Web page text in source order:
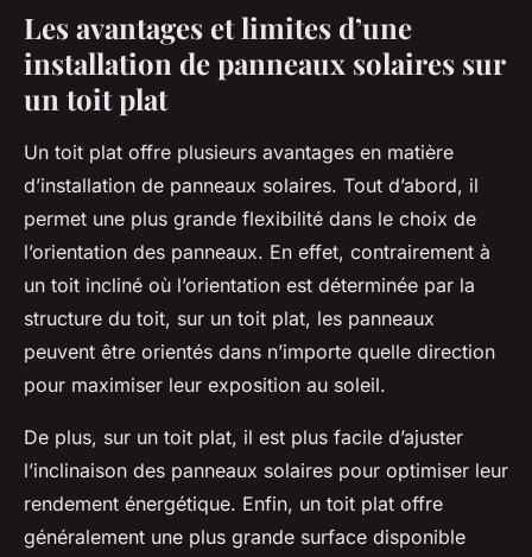
Les avantages et limites d’une
installation de panneaux solaires sur
un toit plat
Un toit plat offre plusieurs avantages en matière
d’installation de panneaux solaires. Tout d’abord, il
permet une plus grande flexibilité dans le choix de
l’orientation des panneaux. En effet, contrairement à
un toit incliné où l’orientation est déterminée par la
structure du toit, sur un toit plat, les panneaux
peuvent être orientés dans n’importe quelle direction
pour maximiser leur exposition au soleil.
De plus, sur un toit plat, il est plus facile d’ajuster
l’inclinaison des panneaux solaires pour optimiser leur
rendement énergétique. Enfin, un toit plat offre
généralement une plus grande surface disponible